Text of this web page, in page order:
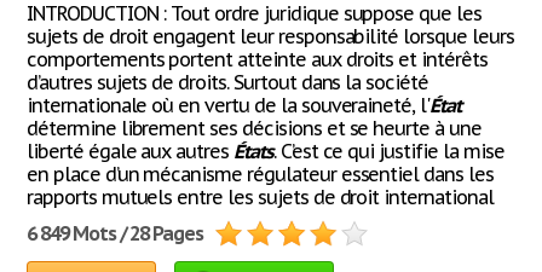
INTRODUCTION : Tout ordre juridique suppose que les
sujets de droit engagent leur responsabilité lorsque leurs
comportements portent atteinte aux droits et intérêts
d’autres sujets de droits. Surtout dans la société
internationale où en vertu de la souveraineté, l'État
détermine librement ses décisions et se heurte à une
liberté égale aux autres États. C’est ce qui justifie la mise
en place d’un mécanisme régulateur essentiel dans les
rapports mutuels entre les sujets de droit international
6 849 Mots / 28 Pages